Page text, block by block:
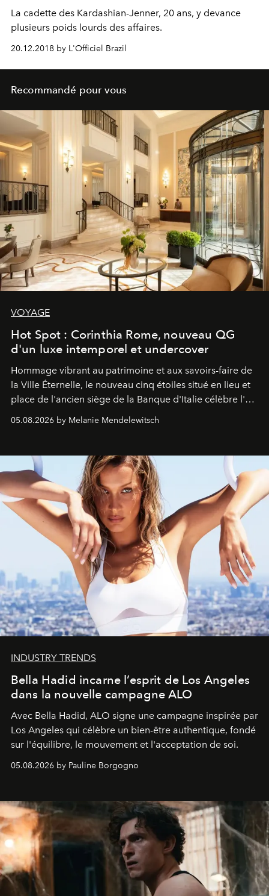
La cadette des Kardashian-Jenner, 20 ans, y devance
plusieurs poids lourds des affaires.
20.12.2018 by L'Officiel Brazil
Recommandé pour vous
VOYAGE
Hot Spot : Corinthia Rome, nouveau QG
d'un luxe intemporel et undercover
Hommage vibrant au patrimoine et aux savoirs-faire de
la Ville Éternelle, le nouveau cinq étoiles situé en lieu et
place de l'ancien siège de la Banque d'Italie célèbre l'art
de vivre Romain dans toute son élégance intemporelle.
05.08.2026 by Melanie Mendelewitsch
INDUSTRY TRENDS
Bella Hadid incarne l’esprit de Los Angeles
dans la nouvelle campagne ALO
Avec Bella Hadid, ALO signe une campagne inspirée par
Los Angeles qui célèbre un bien-être authentique, fondé
sur l'équilibre, le mouvement et l'acceptation de soi.
05.08.2026 by Pauline Borgogno